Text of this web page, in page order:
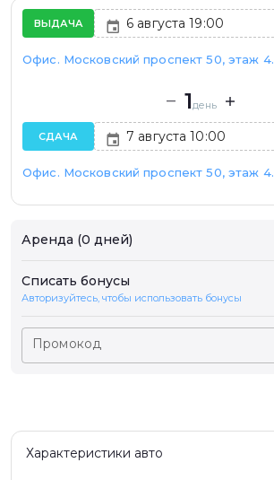
ВЫДАЧА
Офис. Московский проспект 50, этаж 4.
1день
СДАЧА
Офис. Московский проспект 50, этаж 4.
Аренда (0 дней)
Списать бонусы
Авторизуйтесь, чтобы использовать бонусы
Промокод
Характеристики авто